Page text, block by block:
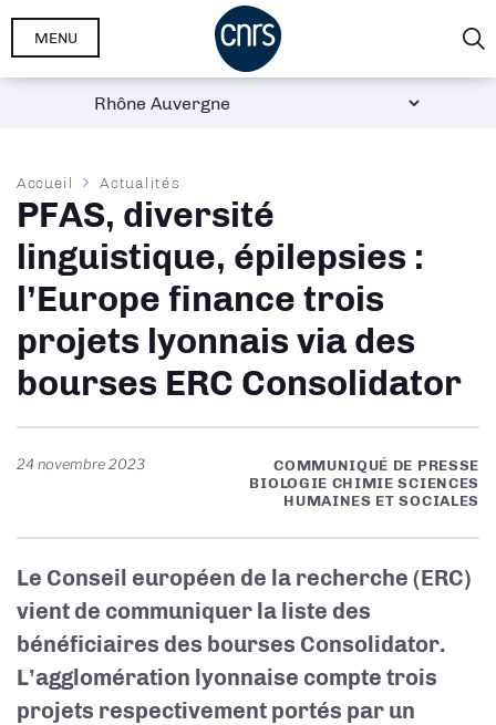
Aller
MENU
Fil
d'Ariane
Accueil Actualités
PFAS, diversité
linguistique, épilepsies :
l’Europe finance trois
projets lyonnais via des
bourses ERC Consolidator
24 novembre 2023
COMMUNIQUÉ DE PRESSE
BIOLOGIE CHIMIE SCIENCES
HUMAINES ET SOCIALES
Le Conseil européen de la recherche (ERC)
vient de communiquer la liste des
bénéficiaires des bourses Consolidator.
L’agglomération lyonnaise compte trois
projets respectivement portés par un